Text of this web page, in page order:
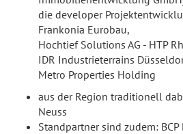
die developer
Frankonia Eurobau,
Hochtief Solutions AG - HTP
IDR Industrieterrains
Metro Properties Holding
aus der Region traditionell
Neuss
Standpartner sind zudem: BCP